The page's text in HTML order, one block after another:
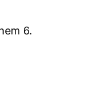
6.